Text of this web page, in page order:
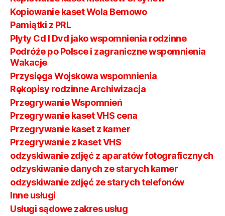
Kopiowanie kaset Wola Bemowo
Pamiątki z PRL
Płyty Cd I Dvd jako wspomnienia rodzinne
Podróże po Polsce i zagraniczne wspomnienia
Wakacje
Przysięga Wojskowa wspomnienia
Rękopisy rodzinne Archiwizacja
Przegrywanie Wspomnień
Przegrywanie kaset VHS cena
Przegrywanie kaset z kamer
Przegrywanie z kaset VHS
odzyskiwanie zdjęć z aparatów fotograficznych
odzyskiwanie danych ze starych kamer
odzyskiwanie zdjęć ze starych telefonów
Inne usługi
Usługi sądowe zakres usług